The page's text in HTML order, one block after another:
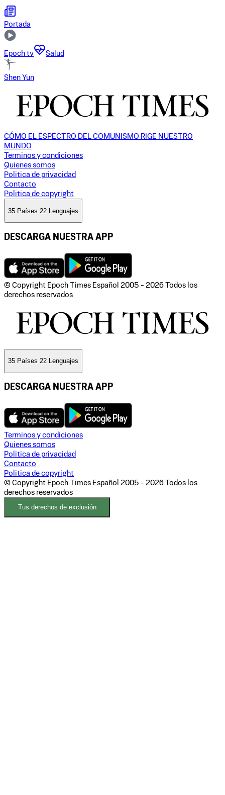
Portada
Epoch tv Salud
Shen Yun
CÓMO EL ESPECTRO DEL COMUNISMO RIGE NUESTRO
MUNDO
Terminos y condiciones
Quienes somos
Politica de privacidad
Contacto
Politica de copyright
35 Países 22 Lenguajes
DESCARGA NUESTRA APP
© Copyright Epoch Times Español 2005 - 2026 Todos los
derechos reservados
35 Países 22 Lenguajes
DESCARGA NUESTRA APP
Terminos y condiciones
Quienes somos
Politica de privacidad
Contacto
Politica de copyright
© Copyright Epoch Times Español 2005 - 2026 Todos los
derechos reservados
Tus derechos de exclusión